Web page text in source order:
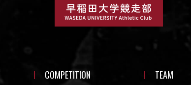
COMPETITION TEAM